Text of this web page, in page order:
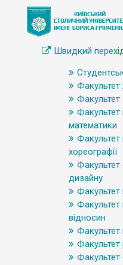
Швидкий
Факультет
Факультет
математики
Факультет
хореографії
Факультет
дизайну
Факультет
Факультет
відносин
Факультет
Факультет
Факультет